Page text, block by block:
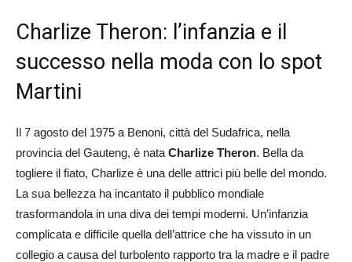
Charlize Theron: l’infanzia e il
successo nella moda con lo spot
Martini
Il 7 agosto del 1975 a Benoni, città del Sudafrica, nella
provincia del Gauteng, è nata Charlize Theron. Bella da
togliere il fiato, Charlize è una delle attrici più belle del mondo.
La sua bellezza ha incantato il pubblico mondiale
trasformandola in una diva dei tempi moderni. Un’infanzia
complicata e difficile quella dell’attrice che ha vissuto in un
collegio a causa del turbolento rapporto tra la madre e il padre